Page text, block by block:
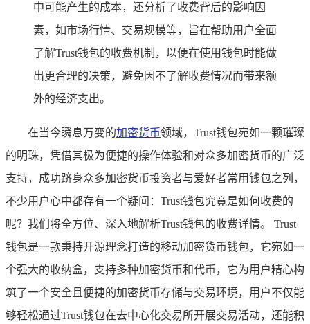
中可能产生的成本，还分析了收费背后的影响因
素，如市场行情、交易规模等，旨在帮助用户全面
了解Trust钱包的收费机制，以便在使用钱包时能做
出更合理的决策，避免因不了解收费情况而带来额
外的经济支出。
在当今瞬息万变的加密货币领域，Trust钱包宛如一颗璀璨
的明珠，凭借其极为便捷的操作体验和对众多加密货币的广泛
支持，成功跻身众多加密货币投资者与爱好者常用钱包之列，
不少用户心中都存有一个疑问：Trust钱包究竟是如何收费的
呢？我们将全方位、深入地解析Trust钱包的收费详情。 Trust
钱包是一款秉持开源理念打造的移动加密货币钱包，它宛如一
个强大的收纳盒，支持多种加密货币和代币，它为用户精心构
筑了一个安全且便捷的加密货币存储与交易环境，用户不仅能
够轻松通过Trust钱包在去中心化交易所开展交易活动，还能积